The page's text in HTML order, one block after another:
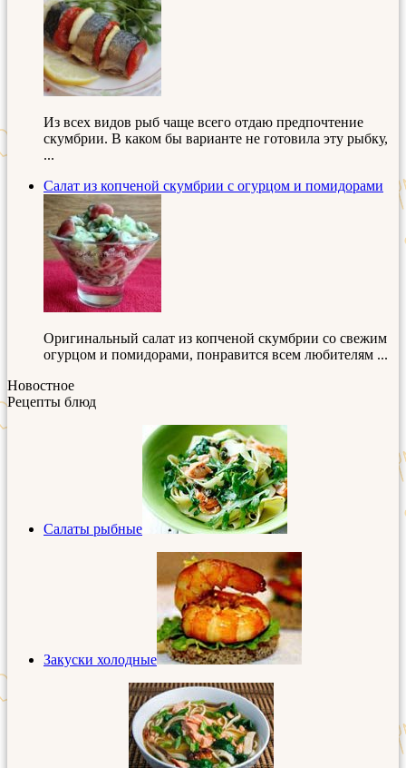
Из всех видов рыб чаще всего отдаю предпочтение
скумбрии. В каком бы варианте не готовила эту рыбку,
...
Салат из копченой скумбрии с огурцом и помидорами
Оригинальный салат из копченой скумбрии со свежим
огурцом и помидорами, понравится всем любителям ...
Новостное
Рецепты блюд
Салаты рыбные
Закуски холодные